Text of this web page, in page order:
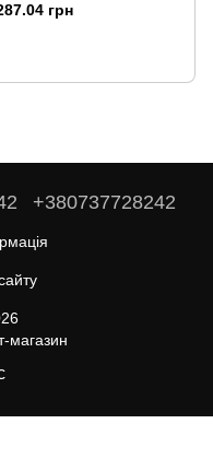
грн
+380737728242
магазин